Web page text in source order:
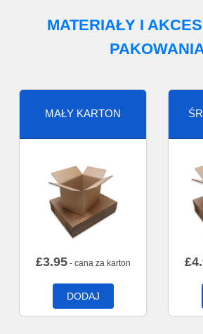
MATERIAŁY I
MAŁY KARTON
£3.95- cana za karton
DODAJ
£